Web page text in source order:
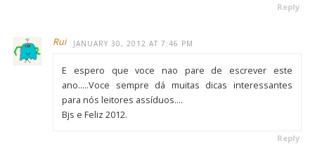
Reply
Rui JANUARY 30, 2012 AT 7:46 PM
E espero que voce nao pare de escrever este
ano…..Voce sempre dá muitas dicas interessantes
para nós leitores assíduos….
Bjs e Feliz 2012.
Reply